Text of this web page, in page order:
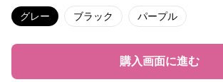
グレー ブラック パープル
購入画面に進む